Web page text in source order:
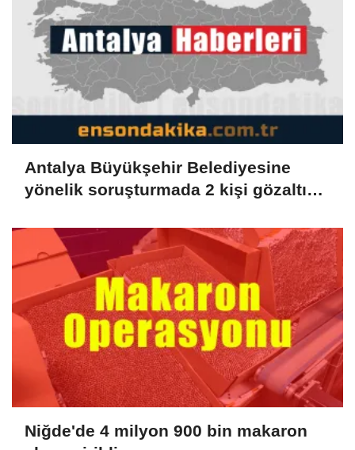
Antalya Büyükşehir Belediyesine
yönelik soruşturmada 2 kişi gözaltına
Niğde'de 4 milyon 900 bin makaron